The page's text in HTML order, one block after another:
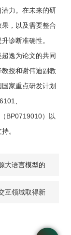
力。在未来的研
，以及需要整合
诊断准确性。
逸为论文的共同
授和谢伟迪副教
家重点研发计划
、
BP0719010）以
。
大语言模型的
进展
互领域取得新